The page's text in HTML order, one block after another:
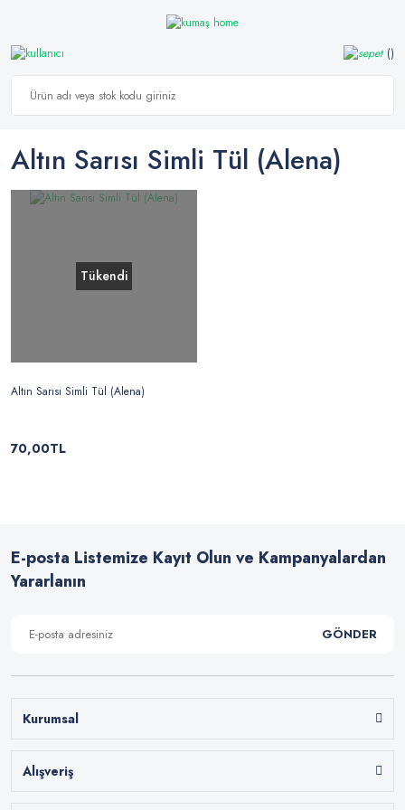
Altın Sarısı Simli Tül (alena)
Tükendi
Altın Sarısı Simli Tül (Alena)
70,00TL
E-posta Listemize Kayıt Olun ve Kampanyalardan
Yararlanın
GÖNDER
Kurumsal
Alışveriş